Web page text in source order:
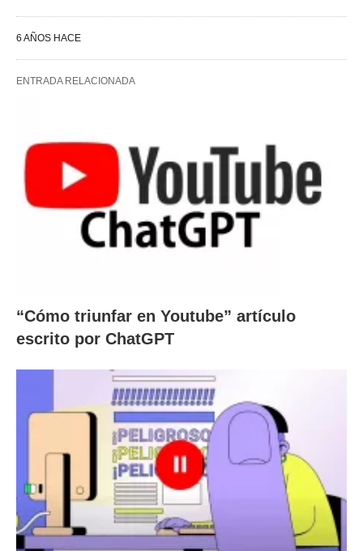
6 AÑOS HACE
ENTRADA RELACIONADA
“Cómo triunfar en Youtube” artículo
escrito por ChatGPT